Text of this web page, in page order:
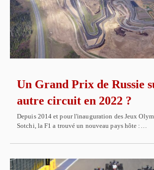
Un Grand Prix de Russie
autre circuit en 2022 ?
Depuis 2014 et pour l'inauguration des Jeux
Sotchi, la F1 a trouvé un nouveau pays hôte :…